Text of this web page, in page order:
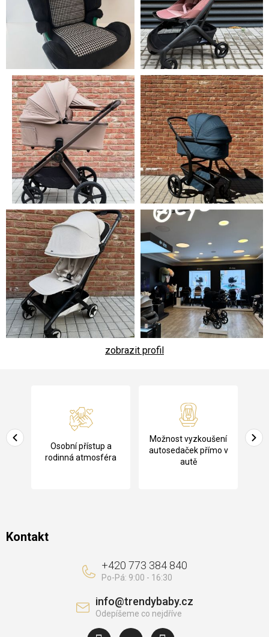
zobrazit profil
a
Osobní přístup a
rodinná atmosféra
Možnost vyzkoušení
autosedaček přímo v
autě
Kontakt
info@trendybaby.cz
+420 773 384 840